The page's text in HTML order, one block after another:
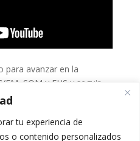
tu experiencia de
o contenido personalizados
para avanzar en la
EM, SQM y EHS y seguir
índole.